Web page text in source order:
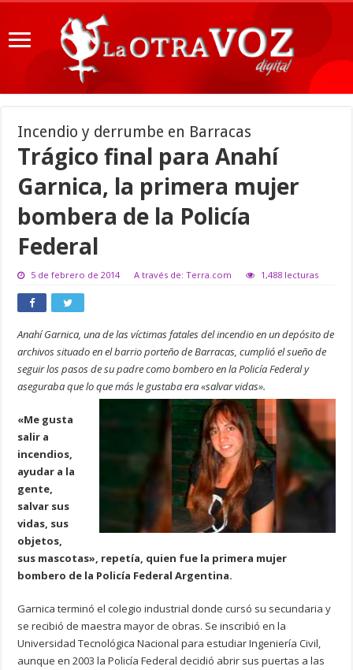
Incendio y derrumbe en Barracas
Trágico final para Anahí
Garnica, la primera mujer
bombera de la Policía
Federal
5 de febrero de 2014 A través de: Terra.com 1,488 lecturas
Anahí Garnica, una de las víctimas fatales del incendio en un depósito de
archivos situado en el barrio porteño de Barracas, cumplió el sueño de
seguir los pasos de su padre como bombero en la Policía Federal y
aseguraba que lo que más le gustaba era «salvar vidas».
«Me gusta
salir a
incendios,
ayudar a la
gente,
salvar sus
vidas, sus
objetos,
sus mascotas», repetía, quien fue la primera mujer
bombero de la Policía Federal Argentina.
Garnica terminó el colegio industrial donde cursó su secundaria y
se recibió de maestra mayor de obras. Se inscribió en la
Universidad Tecnológica Nacional para estudiar Ingeniería Civil,
aunque en 2003 la Policía Federal decidió abrir sus puertas a las